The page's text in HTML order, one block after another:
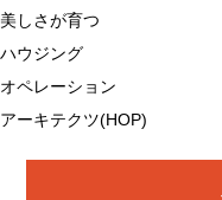
美しさが育つ
ハウジング
オペレーション
アーキテクツ(HOP)